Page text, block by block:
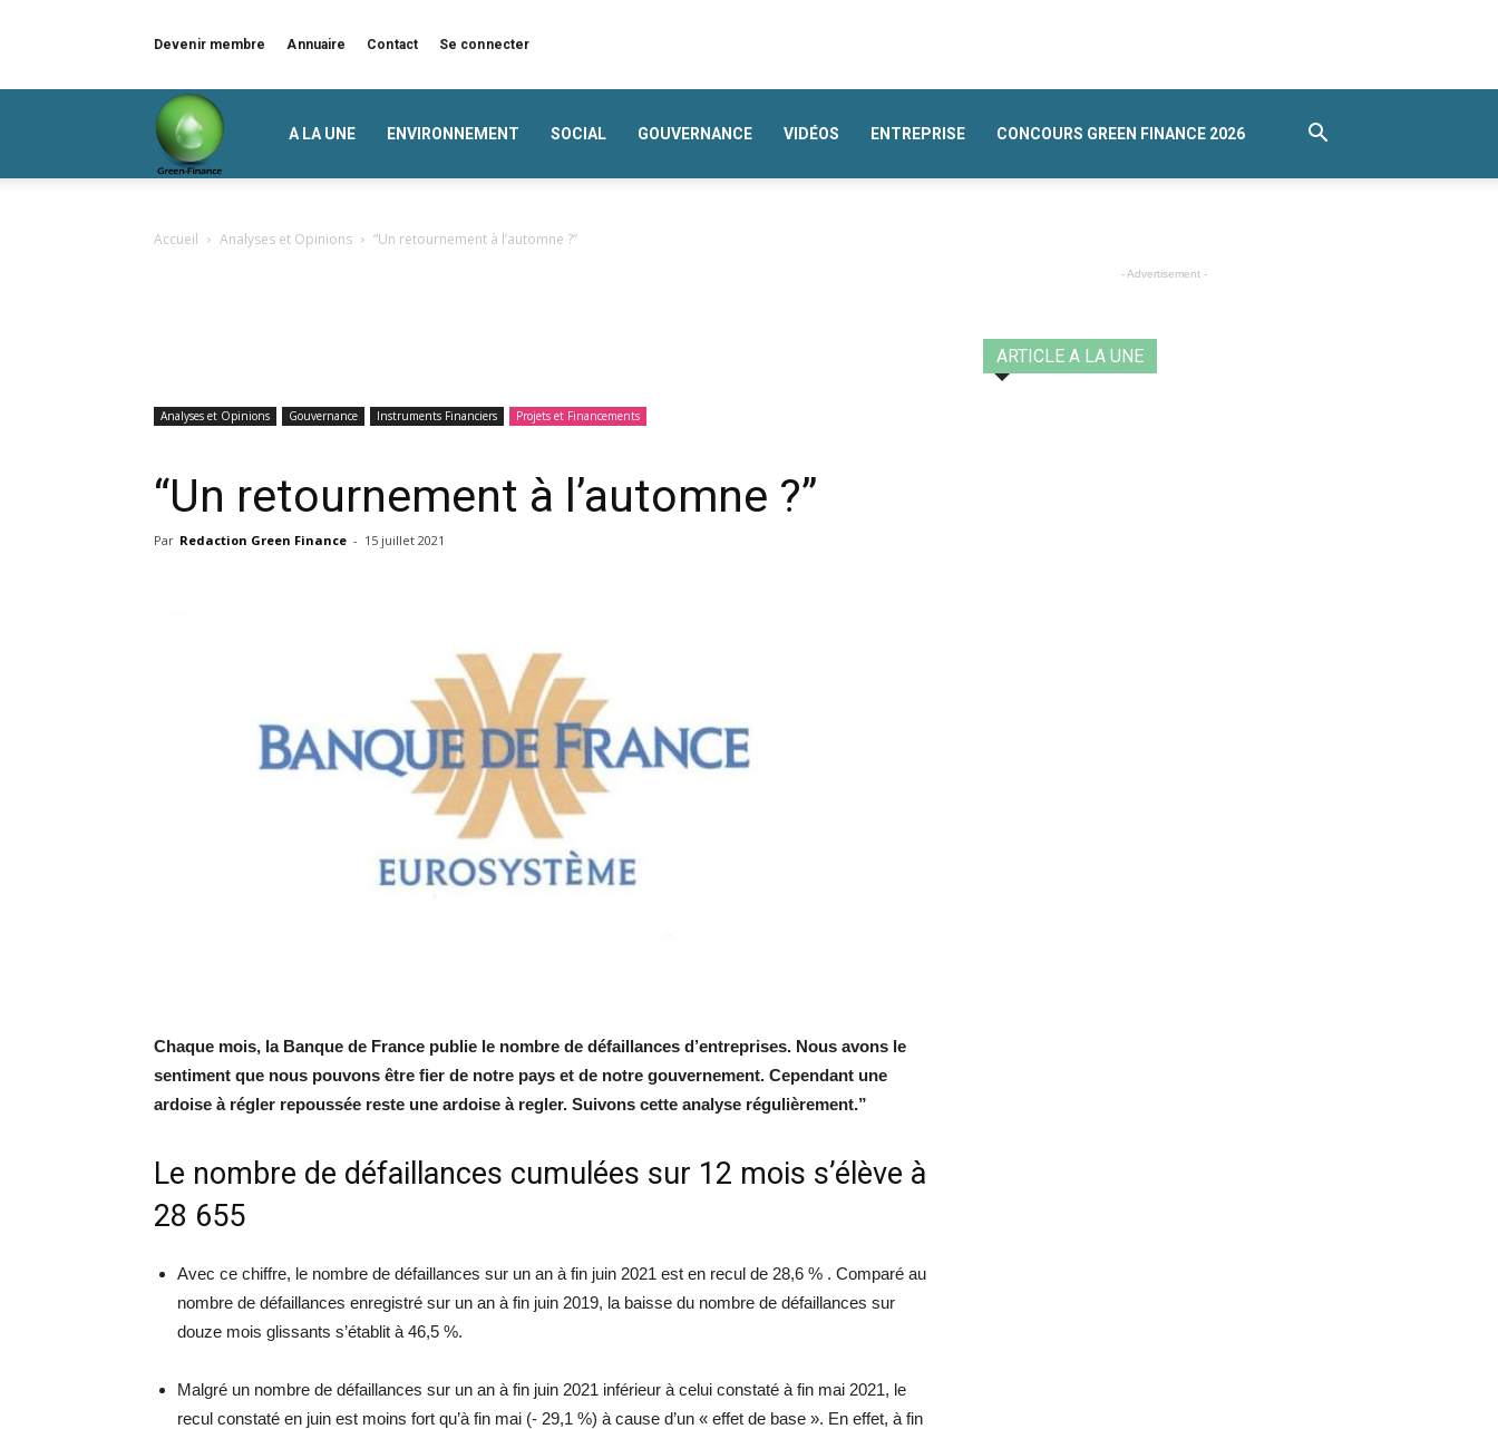
Devenir membre Annuaire Contact Se connecter
A LA UNE ENVIRONNEMENT SOCIAL GOUVERNANCE VIDÉOS ENTREPRISE CONCOURS GREEN FINANCE 2026
Accueil Analyses et Opinions “Un retournement à l’automne ?”
Analyses et Opinions Gouvernance Instruments Financiers Projets et Financements
“Un retournement à l’automne ?”
Par Redaction Green Finance - 15 juillet 2021
Chaque mois, la Banque de France publie le nombre de défaillances d’entreprises. Nous avons le
sentiment que nous pouvons être fier de notre pays et de notre gouvernement. Cependant une
ardoise à régler repoussée reste une ardoise à regler. Suivons cette analyse régulièrement.”
Le nombre de défaillances cumulées sur 12 mois s’élève à
28 655
Avec ce chiffre, le nombre de défaillances sur un an à fin juin 2021 est en recul de 28,6 % . Comparé au
nombre de défaillances enregistré sur un an à fin juin 2019, la baisse du nombre de défaillances sur
douze mois glissants s’établit à 46,5 %.
Malgré un nombre de défaillances sur un an à fin juin 2021 inférieur à celui constaté à fin mai 2021, le
recul constaté en juin est moins fort qu’à fin mai (- 29,1 %) à cause d’un « effet de base ». En effet, à fin
- Advertisement -
ARTICLE A LA UNE